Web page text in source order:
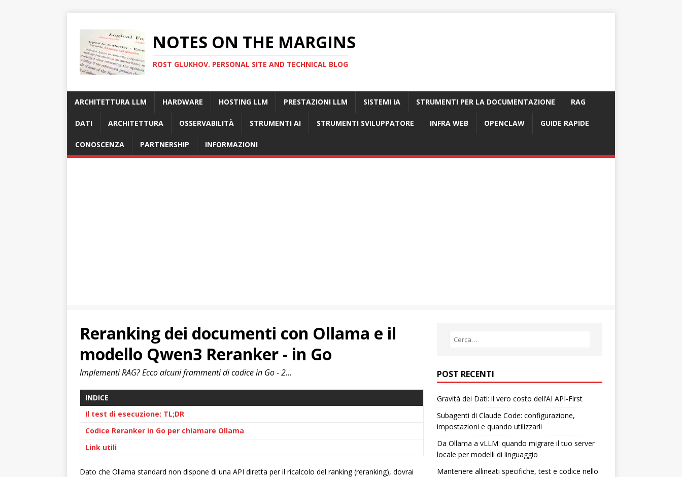
NOTES ON THE MARGINS
ROST GLUKHOV. PERSONAL SITE AND TECHNICAL BLOG
ARCHITETTURA LLM HARDWARE HOSTING LLM PRESTAZIONI LLM SISTEMI IA STRUMENTI PER LA DOCUMENTAZIONE RAG
DATI ARCHITETTURA OSSERVABILITÀ STRUMENTI AI STRUMENTI SVILUPPATORE INFRA WEB OPENCLAW GUIDE RAPIDE
CONOSCENZA PARTNERSHIP INFORMAZIONI
Reranking dei documenti con Ollama e il
modello Qwen3 Reranker - in Go
Implementi RAG? Ecco alcuni frammenti di codice in Go - 2...
INDICE
Il test di esecuzione: TL;DR
Codice Reranker in Go per chiamare Ollama
Link utili
Dato che Ollama standard non dispone di una API diretta per il ricalcolo del ranking (reranking), dovrai
POST RECENTI
Gravità dei Dati: il vero costo dell’AI API-First
Subagenti di Claude Code: configurazione,
impostazioni e quando utilizzarli
Da Ollama a vLLM: quando migrare il tuo server
locale per modelli di linguaggio
Mantenere allineati specifiche, test e codice nello